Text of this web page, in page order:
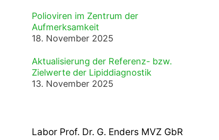
Polioviren im Zentrum der
Aufmerksamkeit
18. November 2025
Aktualisierung der Referenz- bzw.
Zielwerte der Lipiddiagnostik
13. November 2025
Labor Prof. Dr. G. Enders MVZ GbR